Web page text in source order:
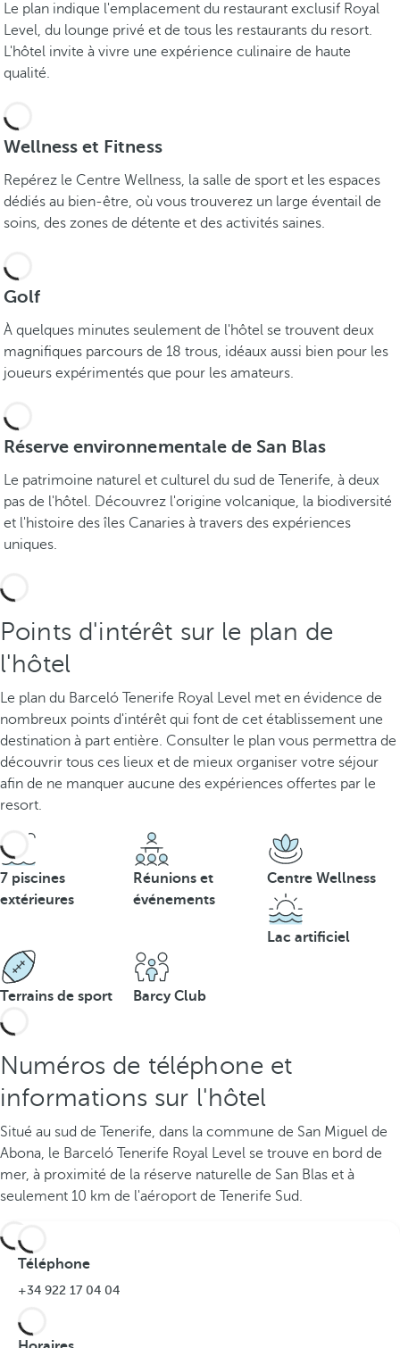
Le plan indique l'emplacement du restaurant exclusif Royal
Level, du lounge privé et de tous les restaurants du resort.
L'hôtel invite à vivre une expérience culinaire de haute
qualité.
Wellness et Fitness
Repérez le Centre Wellness, la salle de sport et les espaces
dédiés au bien-être, où vous trouverez un large éventail de
soins, des zones de détente et des activités saines.
Golf
À quelques minutes seulement de l'hôtel se trouvent deux
magnifiques parcours de 18 trous, idéaux aussi bien pour les
joueurs expérimentés que pour les amateurs.
Réserve environnementale de San Blas
Le patrimoine naturel et culturel du sud de Tenerife, à deux
pas de l'hôtel. Découvrez l'origine volcanique, la biodiversité
et l'histoire des îles Canaries à travers des expériences
uniques.
Points d'intérêt sur le plan de
l'hôtel
Le plan du Barceló Tenerife Royal Level met en évidence de
nombreux points d'intérêt qui font de cet établissement une
destination à part entière. Consulter le plan vous permettra de
découvrir tous ces lieux et de mieux organiser votre séjour
afin de ne manquer aucune des expériences offertes par le
resort.
7 piscines
extérieures
Réunions et
événements
Centre Wellness
Lac artificiel
Terrains de sport Barcy Club
Numéros de téléphone et
informations sur l'hôtel
Situé au sud de Tenerife, dans la commune de San Miguel de
Abona, le Barceló Tenerife Royal Level se trouve en bord de
mer, à proximité de la réserve naturelle de San Blas et à
seulement 10 km de l'aéroport de Tenerife Sud.
Téléphone
+34 922 17 04 04